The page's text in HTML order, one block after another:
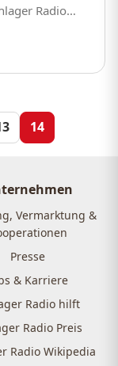
Radio
14
Vermarktung &
Presse
& Karriere
Radio hilft
Radio Preis
Radio Wikipedia